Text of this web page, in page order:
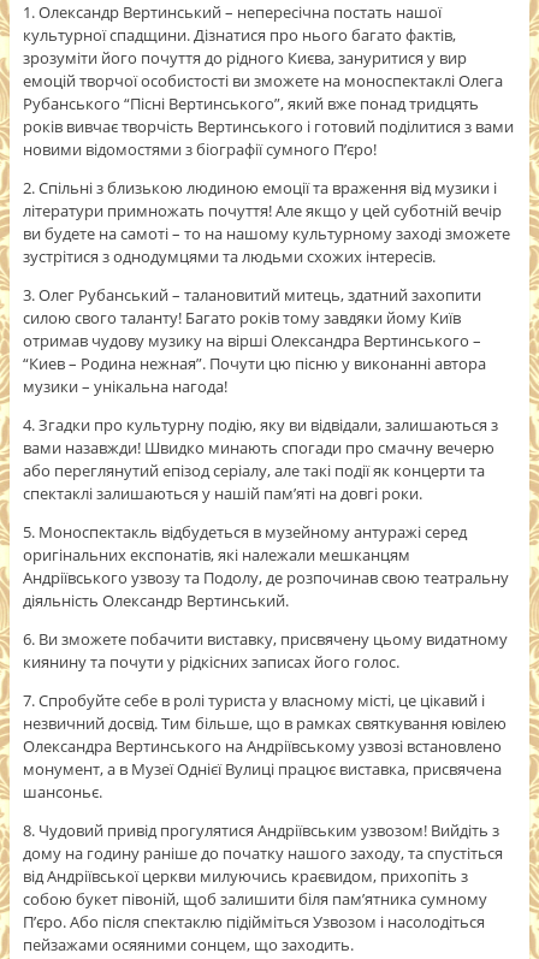
1. Олександр Вертинський – непересічна постать нашої
культурної спадщини. Дізнатися про нього багато фактів,
зрозуміти його почуття до рідного Києва, зануритися у вир
емоцій творчої особистості ви зможете на моноспектаклі Олега
Рубанського “Пісні Вертинського”, який вже понад тридцять
років вивчає творчість Вертинського і готовий поділитися з вами
новими відомостями з біографії сумного П’єро!
2. Спільні з близькою людиною емоції та враження від музики і
літератури примножать почуття! Але якщо у цей суботній вечір
ви будете на самоті – то на нашому культурному заході зможете
зустрітися з однодумцями та людьми схожих інтересів.
3. Олег Рубанський – талановитий митець, здатний захопити
силою свого таланту! Багато років тому завдяки йому Київ
отримав чудову музику на вірші Олександра Вертинського –
“Киев – Родина нежная”. Почути цю пісню у виконанні автора
музики – унікальна нагода!
4. Згадки про культурну подію, яку ви відвідали, залишаються з
вами назавжди! Швидко минають спогади про смачну вечерю
або переглянутий епізод серіалу, але такі події як концерти та
спектаклі залишаються у нашій пам’яті на довгі роки.
5. Моноспектакль відбудеться в музейному антуражі серед
оригінальних експонатів, які належали мешканцям
Андріївського узвозу та Подолу, де розпочинав свою театральну
діяльність Олександр Вертинський.
6. Ви зможете побачити виставку, присвячену цьому видатному
киянину та почути у рідкісних записах його голос.
7. Спробуйте себе в ролі туриста у власному місті, це цікавий і
незвичний досвід. Тим більше, що в рамках святкування ювілею
Олександра Вертинського на Андріївському узвозі встановлено
монумент, а в Музеї Однієї Вулиці працює виставка, присвячена
шансоньє.
8. Чудовий привід прогулятися Андріївським узвозом! Вийдіть з
дому на годину раніше до початку нашого заходу, та спустіться
від Андріївської церкви милуючись краєвидом, прихопіть з
собою букет півоній, щоб залишити біля пам’ятника сумному
П’єро. Або після спектаклю підійміться Узвозом і насолодіться
пейзажами осяяними сонцем, що заходить.